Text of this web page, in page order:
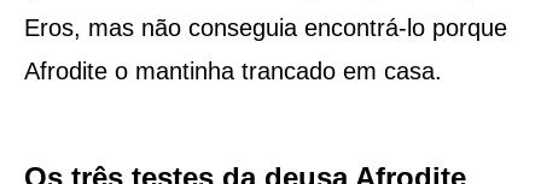
Eros, mas não conseguia encontrá-lo porque
Afrodite o mantinha trancado em casa.
Os três testes da deusa Afrodite